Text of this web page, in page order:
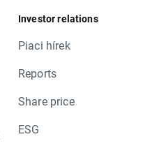
Investor relations
Piaci hírek
Reports
Share price
ESG